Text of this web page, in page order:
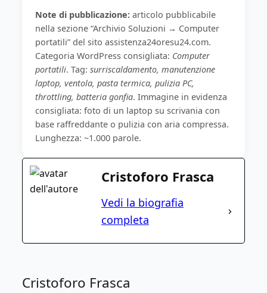
Note di pubblicazione:articolo pubblicabile
nella sezione “Archivio Soluzioni → Computer
portatili” del sito assistenza24oresu24.com.
Categoria WordPress consigliata: Computer
portatili. Tag: surriscaldamento, manutenzione
laptop, ventola, pasta termica, pulizia PC,
throttling, batteria gonfia. Immagine in evidenza
consigliata: foto di un laptop su scrivania con
base raffreddante o pulizia con aria compressa.
Lunghezza: ~1.000 parole.
Cristoforo Frasca
Vedi la biografia
completa
Cristoforo Frasca